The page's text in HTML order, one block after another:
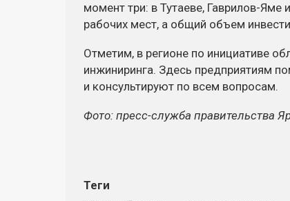
момент три: в Тутаеве, Гаврилов-Яме
рабочих мест, а общий объем
Отметим, в регионе по инициативе
инжиниринга. Здесь предприятиям
и консультируют по всем вопросам.
Фото: пресс-служба правительства
Теги